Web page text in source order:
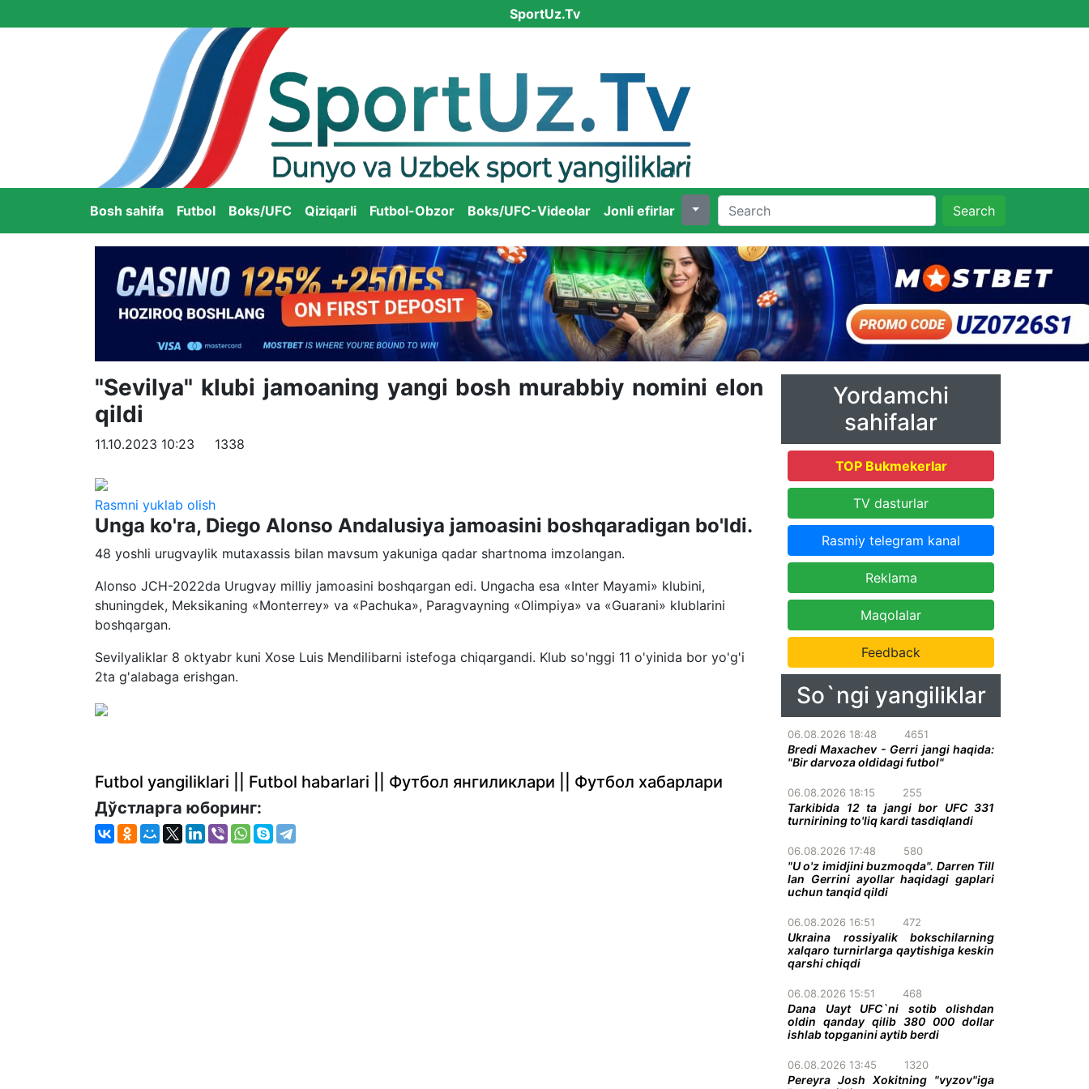
SportUz.Tv
Bosh sahifa Futbol Boks/UFC Qiziqarli Futbol-Obzor Boks/UFC-Videolar Jonli efirlar Search
"Sevilya" klubi jamoaning yangi bosh murabbiy nomini elon
qildi
11.10.2023 10:23 1338
Rasmni yuklab olish
Unga ko'ra, Diego Alonso Andalusiya jamoasini boshqaradigan bo'ldi.
48 yoshli urugvaylik mutaxassis bilan mavsum yakuniga qadar shartnoma imzolangan.
Alonso JCH-2022da Urugvay milliy jamoasini boshqargan edi. Ungacha esa «Inter Mayami» klubini,
shuningdek, Meksikaning «Monterrey» va «Pachuka», Paragvayning «Olimpiya» va «Guarani» klublarini
boshqargan.
Sevilyaliklar 8 oktyabr kuni Xose Luis Mendilibarni istefoga chiqargandi. Klub so'nggi 11 o'yinida bor yo'g'i
2ta g'alabaga erishgan.
Futbol yangiliklari || Futbol habarlari || Футбол янгиликлари || Футбол хабарлари
Дўстларга юборинг:
Yordamchi
sahifalar
TOP Bukmekerlar
TV dasturlar
Rasmiy telegram kanal
Reklama
Maqolalar
Feedback
So`ngi yangiliklar
06.08.2026 18:48 4651
Bredi Maxachev - Gerri jangi haqida:
"Bir darvoza oldidagi futbol"
06.08.2026 18:15 255
Tarkibida 12 ta jangi bor UFC 331
turnirining to'liq kardi tasdiqlandi
06.08.2026 17:48 580
"U o'z imidjini buzmoqda". Darren Till
Ian Gerrini ayollar haqidagi gaplari
uchun tanqid qildi
06.08.2026 16:51 472
Ukraina rossiyalik bokschilarning
xalqaro turnirlarga qaytishiga keskin
qarshi chiqdi
06.08.2026 15:51 468
Dana Uayt UFC`ni sotib olishdan
oldin qanday qilib 380 000 dollar
ishlab topganini aytib berdi
06.08.2026 13:45 1320
Pereyra Josh Xokitning "vyzov"iga